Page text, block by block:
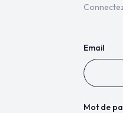
Email
Mot de